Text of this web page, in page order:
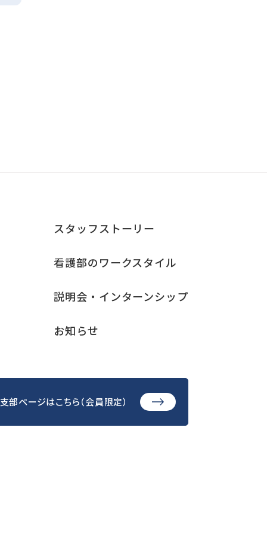
スタッフストーリー
看護部のワークスタイル
説明会・インターンシップ
お知らせ
ページはこちら（会員限定）